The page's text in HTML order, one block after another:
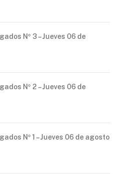
Nº 3 – Jueves 06 de
Nº 2 – Jueves 06 de
Nº 1 – Jueves 06 de agosto